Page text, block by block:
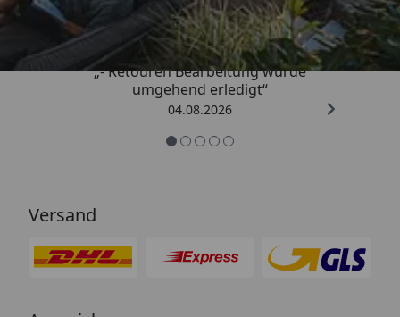
4,81/ 5
„- Retouren Bearbeitung wurde
umgehend erledigt“
04.08.2026
Versand